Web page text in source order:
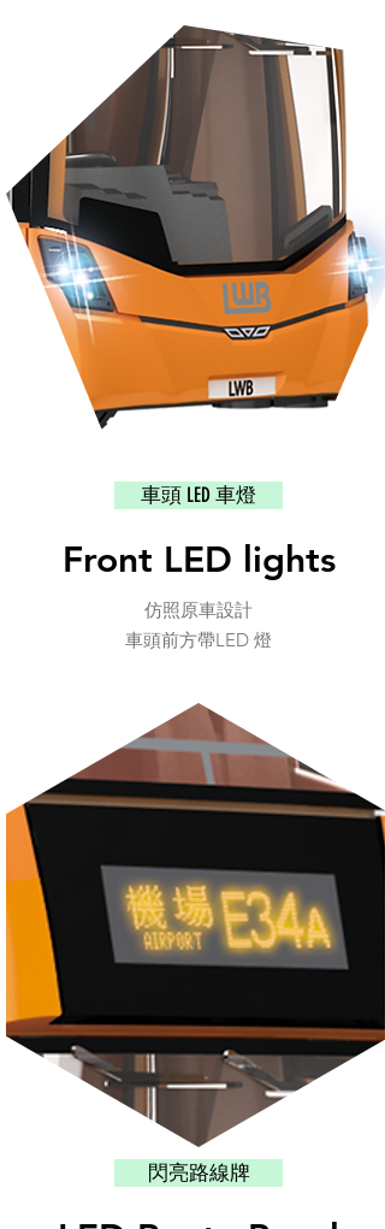
車頭 LED 車燈
Front LED lights
仿照原車設計
車頭前方帶LED 燈
閃亮路線牌